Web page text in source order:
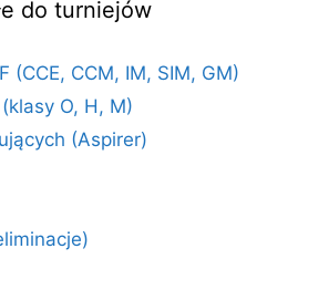
do turniejów
(CCE, CCM, IM, SIM, GM)
O, H, M)
(Aspirer)